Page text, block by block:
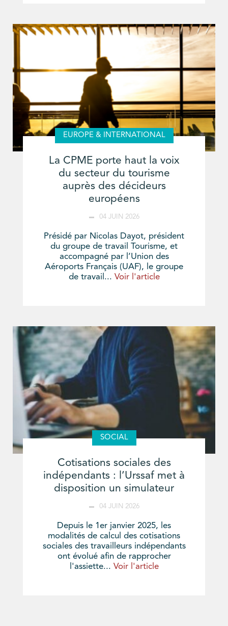
EUROPE & INTERNATIONAL
La CPME porte haut la voix
du secteur du tourisme
auprès des décideurs
européens
04 JUIN 2026
Présidé par Nicolas Dayot, président
du groupe de travail Tourisme, et
accompagné par l’Union des
Aéroports Français (UAF), le groupe
de travail... Voir l'article
SOCIAL
Cotisations sociales des
indépendants : l’Urssaf met à
disposition un simulateur
04 JUIN 2026
Depuis le 1er janvier 2025, les
modalités de calcul des cotisations
sociales des travailleurs indépendants
ont évolué afin de rapprocher
l'assiette... Voir l'article